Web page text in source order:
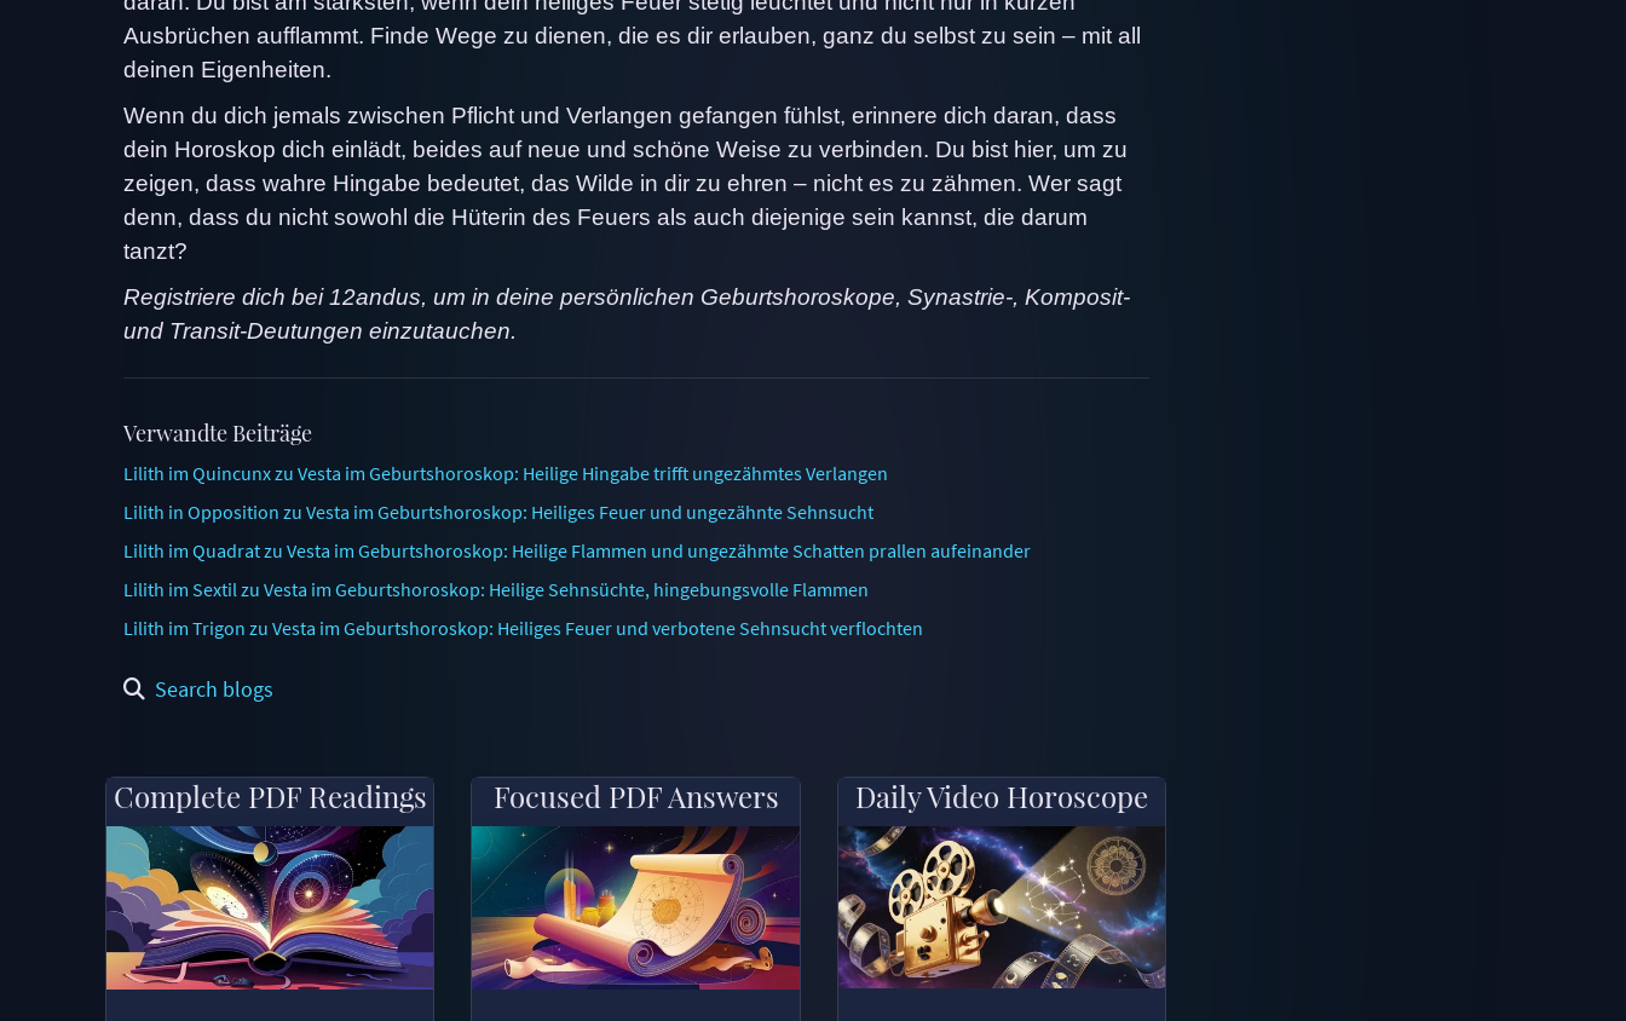
Ausbrüchen aufflammt. Finde Wege zu dienen, die es dir erlauben, ganz du selbst zu sein – mit all
deinen Eigenheiten.
Wenn du dich jemals zwischen Pflicht und Verlangen gefangen fühlst, erinnere dich daran, dass
dein Horoskop dich einlädt, beides auf neue und schöne Weise zu verbinden. Du bist hier, um zu
zeigen, dass wahre Hingabe bedeutet, das Wilde in dir zu ehren – nicht es zu zähmen. Wer sagt
denn, dass du nicht sowohl die Hüterin des Feuers als auch diejenige sein kannst, die darum
tanzt?
Registriere dich bei 12andus, um in deine persönlichen Geburtshoroskope, Synastrie-, Komposit-
und Transit-Deutungen einzutauchen.
Verwandte Beiträge
Lilith im Quincunx zu Vesta im Geburtshoroskop: Heilige Hingabe trifft ungezähmtes Verlangen
Lilith in Opposition zu Vesta im Geburtshoroskop: Heiliges Feuer und ungezähnte Sehnsucht
Lilith im Quadrat zu Vesta im Geburtshoroskop: Heilige Flammen und ungezähmte Schatten prallen aufeinander
Lilith im Sextil zu Vesta im Geburtshoroskop: Heilige Sehnsüchte, hingebungsvolle Flammen
Lilith im Trigon zu Vesta im Geburtshoroskop: Heiliges Feuer und verbotene Sehnsucht verflochten
Search blogs
Complete PDF Readings Focused PDF Answers Daily Video Horoscope